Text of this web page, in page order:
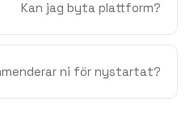
Kan jag byta plattform?
ni för nystartat?